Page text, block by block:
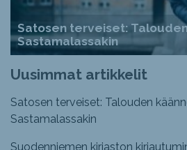
Satosen terveiset:
Sastamalassakin
Uusimmat artikkelit
Satosen terveiset: Talouden
Sastamalassakin
Suodenniemen kirjaston